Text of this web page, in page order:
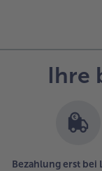
Es
befindenIhre
Bezahlung erst bei